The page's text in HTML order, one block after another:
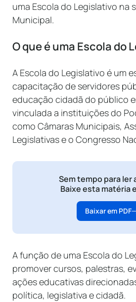
uma Escola do Legislativo na
Municipal.
O que é uma Escola do
A Escola do Legislativo é um
capacitação de servidores
educação cidadã do público
vinculada a instituições do
como Câmaras Municipais,
Legislativas e o Congresso
Sem tempo para ler
Baixe esta matéria
Baixar em PDF
A função de uma Escola do
promover cursos, palestras,
ações educativas
política, legislativa e cidadã.